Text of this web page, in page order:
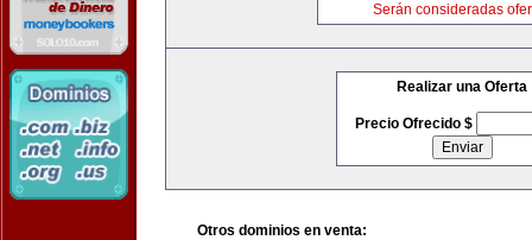
Serán consideradas
Realizar una Oferta
Precio Ofrecido $
Otros dominios en venta: